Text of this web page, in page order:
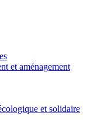
et aménagement
et solidaire